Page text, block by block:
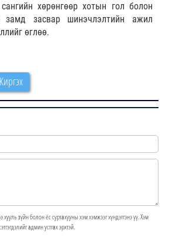
хөрөнгөөр хотын гол болон
засвар шинэчлэлтийн ажил
өглөө.
хууль зүйн болон ёс суртахууны хэм хэмжээг хүндэтгэнэ үү. Хэм
админ устгах эрхтэй.